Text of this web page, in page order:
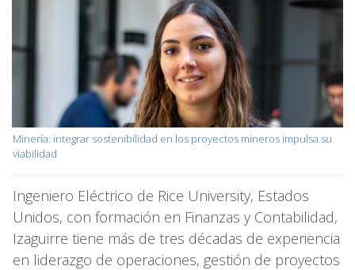
Minería: integrar sostenibilidad en los proyectos mineros impulsa su
viabilidad
Ingeniero Eléctrico de Rice University, Estados
Unidos, con formación en Finanzas y Contabilidad,
Izaguirre tiene más de tres décadas de experiencia
en liderazgo de operaciones, gestión de proyectos